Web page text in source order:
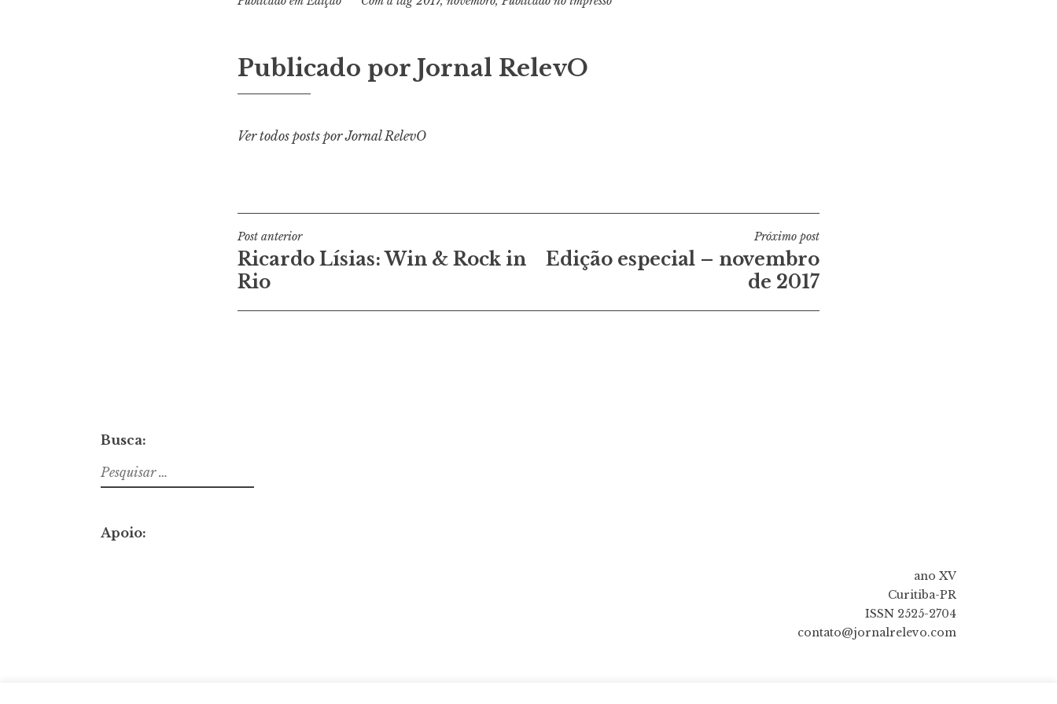
Publicado por Jornal RelevO
Ver todos posts por Jornal RelevO
Navegação
de
Post anterior
Ricardo Lísias: Win & Rock in
Rio
Próximo post
Edição especial – novembro
de 2017
Busca:
Pesquisar
por:
Apoio:
ano XV
Curitiba-PR
ISSN 2525-2704
contato@jornalrelevo.com